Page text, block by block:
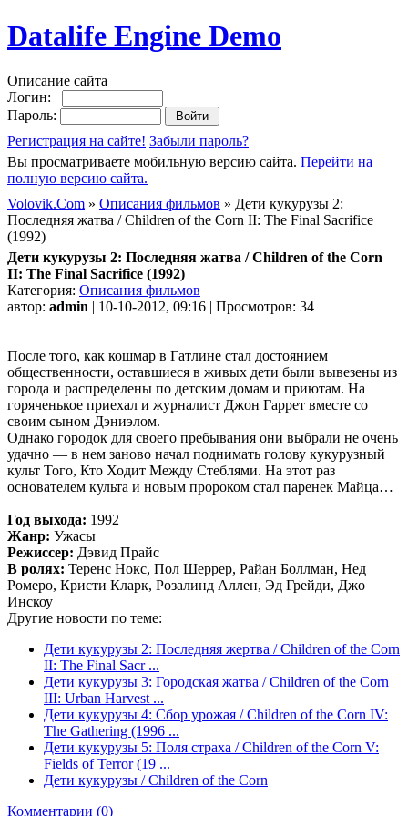
Datalife Engine Demo
Описание сайта
Логин:
Пароль:
Регистрация на сайте! Забыли пароль?
Вы просматриваете мобильную версию сайта. Перейти на
полную версию сайта.
Volovik.Com » Описания фильмов » Дети кукурузы 2:
Последняя жатва / Children of the Corn II: The Final Sacrifice
(1992)
Дети кукурузы 2: Последняя жатва / Children of the Corn
II: The Final Sacrifice (1992)
Категория: Описания фильмов
автор: admin | 10-10-2012, 09:16 | Просмотров: 34
После того, как кошмар в Гатлине стал достоянием
общественности, оставшиеся в живых дети были вывезены из
города и распределены по детским домам и приютам. На
горяченькое приехал и журналист Джон Гаррет вместе со
своим сыном Дэниэлом.
Однако городок для своего пребывания они выбрали не очень
удачно — в нем заново начал поднимать голову кукурузный
культ Того, Кто Ходит Между Стеблями. На этот раз
основателем культа и новым пророком стал паренек Майца…
Год выхода: 1992
Жанр: Ужасы
Режиссер: Дэвид Прайс
В ролях: Теренс Нокс, Пол Шеррер, Райан Боллман, Нед
Ромеро, Кристи Кларк, Розалинд Аллен, Эд Грейди, Джо
Инскоу
Другие новости по теме:
Дети кукурузы 2: Последняя жертва / Children of the Corn
II: The Final Sacr ...
Дети кукурузы 3: Городская жатва / Children of the Corn
III: Urban Harvest ...
Дети кукурузы 4: Сбор урожая / Children of the Corn IV:
The Gathering (1996 ...
Дети кукурузы 5: Поля страха / Children of the Corn V:
Fields of Terror (19 ...
Дети кукурузы / Children of the Corn
Комментарии (0)